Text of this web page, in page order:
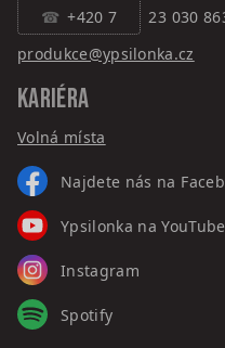
+420 7
23 030
produkce@ypsilonka.cz
KARIÉRA
Volná místa
Najdete nás na
Ypsilonka na YouTube
Instagram
Spotify